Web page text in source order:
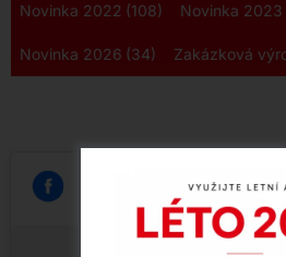
Novinka 2022 (108) Novinka 2023
Novinka 2026 (34) Zakázková